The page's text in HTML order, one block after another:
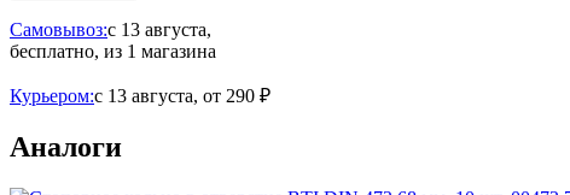
Самовывоз:c 13 августа,
бесплатно, из 1 магазина
Курьером:c 13 августа, от 290 ₽
Аналоги